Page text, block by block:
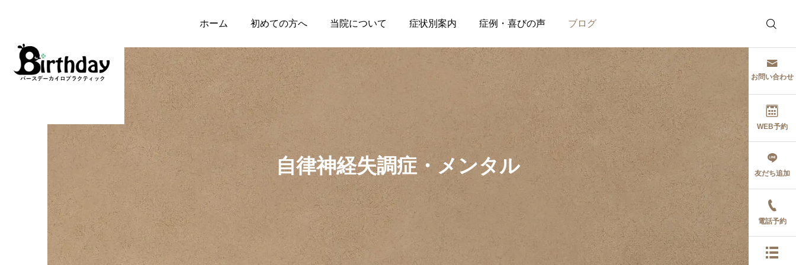
ホーム 初めての方へ 当院について 症状別案内 症例・喜びの声 ブログ
イップス・ジストニア
親や指導者との関係で
生まれる心の不一致
イップス・ジストニア
イップスの選手への接
し方｜指導者・保護者
ができること
症例・喜びの声
ピルエットで右股関節
が痛む小学生の症例｜4
回の施術でバレエに復
症例・喜びの声
【埼玉県】ドライバー
イップスとアイアンイ
ップス｜ゴルフイップ
治療関係
症状の本質的原因に対
するバースデーカイロ
セミナー
心身条件反射療法
（PCRT）中級1セミナ
ー参加報告_2026年7月
お問い合わせ
WEB予約
友だち追加
電話予約
自律神経失調症・メンタル